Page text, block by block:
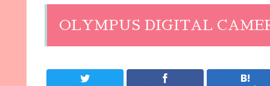
OLYMPUS DIGITAL